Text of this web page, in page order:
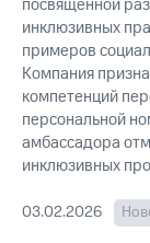
Рынок
о
Другое
посвященной
инклюзивных
примеров
Компания
компетенций
персональной
амбассадора
инклюзивных
03.02.2026